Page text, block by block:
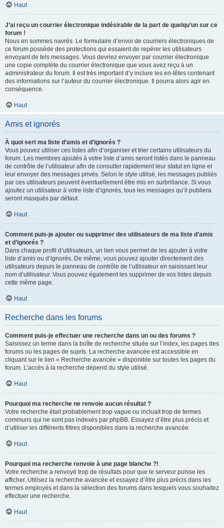
Haut
J’ai reçu un courrier électronique indésirable de la part de quelqu’un sur ce
forum !
Nous en sommes navrés. Le formulaire d’envoi de courriers électroniques de
ce forum possède des protections qui essaient de repérer les utilisateurs
envoyant de tels messages. Vous devriez envoyer par courrier électronique
une copie complète du courrier électronique que vous avez reçu à un
administrateur du forum. Il est très important d’y inclure les en-têtes contenant
des informations sur l’auteur du courrier électronique. Il pourra alors agir en
conséquence.
Haut
Amis et ignorés
À quoi sert ma liste d’amis et d’ignorés ?
Vous pouvez utiliser ces listes afin d’organiser et trier certains utilisateurs du
forum. Les membres ajoutés à votre liste d’amis seront listés dans le panneau
de contrôle de l’utilisateur afin de consulter rapidement leur statut en ligne et
leur envoyer des messages privés. Selon le style utilisé, les messages publiés
par ces utilisateurs peuvent éventuellement être mis en surbrillance. Si vous
ajoutez un utilisateur à votre liste d’ignorés, tous les messages qu’il publiera
seront masqués par défaut.
Haut
Comment puis-je ajouter ou supprimer des utilisateurs de ma liste d’amis
et d’ignorés ?
Dans chaque profil d’utilisateurs, un lien vous permet de les ajouter à votre
liste d’amis ou d’ignorés. De même, vous pouvez ajouter directement des
utilisateurs depuis le panneau de contrôle de l’utilisateur en saisissant leur
nom d’utilisateur. Vous pouvez également les supprimer de vos listes depuis
cette même page.
Haut
Recherche dans les forums
Comment puis-je effectuer une recherche dans un ou des forums ?
Saisissez un terme dans la boîte de recherche située sur l’index, les pages des
forums ou les pages de sujets. La recherche avancée est accessible en
cliquant sur le lien « Recherche avancée » disponible sur toutes les pages du
forum. L’accès à la recherche dépend du style utilisé.
Haut
Pourquoi ma recherche ne renvoie aucun résultat ?
Votre recherche était probablement trop vague ou incluait trop de termes
communs qui ne sont pas indexés par phpBB. Essayez d’être plus précis et
d’utiliser les différents filtres disponibles dans la recherche avancée.
Haut
Pourquoi ma recherche renvoie à une page blanche ?!
Votre recherche a renvoyé trop de résultats pour que le serveur puisse les
afficher. Utilisez la recherche avancée et essayez d’être plus précis dans les
termes employés et dans la sélection des forums dans lesquels vous souhaitez
effectuer une recherche.
Haut